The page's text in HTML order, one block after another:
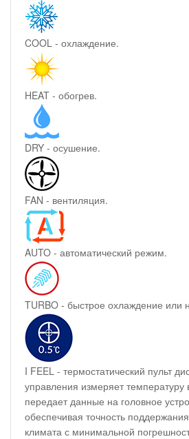
COOL - охлаждение.
HEAT - обогрев.
DRY - осушение.
FAN - вентиляция.
AUTO - автоматический режим.
TURBO - быстрое охлаждение или
I FEEL - термостатический пульт
управления измеряет
передает данные на головное
обеспечивая точность
климата с минимальной